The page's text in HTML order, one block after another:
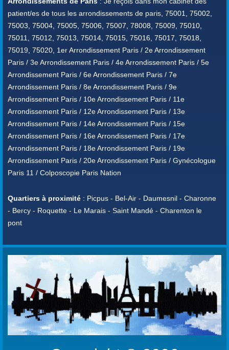
patient/es de tous les arrondissements de paris, 75001, 75002,
75003, 75004, 75005, 75006, 75007, 78008, 75009, 75010,
75011, 75012, 75013, 75014, 75015, 75016, 75017, 75018,
75019, 75020, 1er Arrondissement Paris / 2e Arrondissement
Paris / 3e Arrondissement Paris / 4e Arrondissement Paris / 5e
Arrondissement Paris / 6e Arrondissement Paris / 7e
Arrondissement Paris / 8e Arrondissement Paris / 9e
Arrondissement Paris / 10e Arrondissement Paris / 11e
Arrondissement Paris / 12e Arrondissement Paris / 13e
Arrondissement Paris / 14e Arrondissement Paris / 15e
Arrondissement Paris / 16e Arrondissement Paris / 17e
Arrondissement Paris / 18e Arrondissement Paris / 19e
Arrondissement Paris / 20e Arrondissement Paris / Gynécologue
Paris 11 / Colposcopie Paris Nation
Quartiers à proximité : Picpus - Bel-Air - Daumesnil - Charonne
- Bercy - Roquette - Le Marais - Saint Mandé - Charenton le
pont